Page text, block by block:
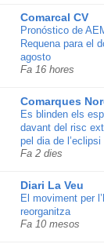
Comarcal CV
Pronóstico de
Requena para el
agosto
Fa 16 hores
Comarques
Es blinden els
davant del risc
pel dia de l’eclipsi
Fa 2 dies
Diari La Veu
El moviment per
reorganitza
Fa 10 mesos